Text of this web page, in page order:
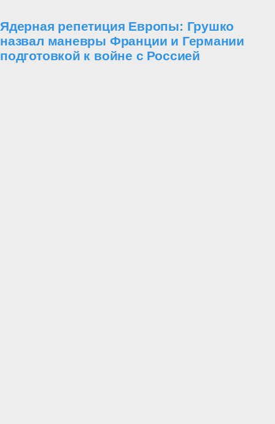
Ядерная репетиция Европы: Грушко
назвал маневры Франции и Германии
подготовкой к войне с Россией